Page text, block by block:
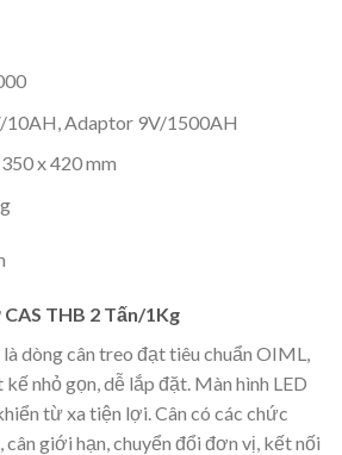
10AH, Adaptor 9V/1500AH
x 420 mm
THB 2 Tấn/1Kg
dòng cân treo đạt tiêu chuẩn OIML,
nhỏ gọn, dễ lắp đặt. Màn hình LED
từ xa tiện lợi. Cân có các chức
giới hạn, chuyển đổi đơn vị, kết nối